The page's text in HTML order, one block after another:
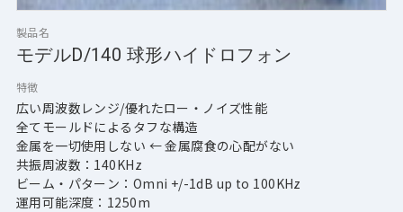
製品名
モデルD/140 球形ハイドロフォン
特徴
広い周波数レンジ/優れたロー・ノイズ性能
全てモールドによるタフな構造
金属を一切使用しない ← 金属腐食の心配がない
共振周波数：140KHz
ビーム・パターン：Omni +/-1dB up to 100KHz
運用可能深度：1250m